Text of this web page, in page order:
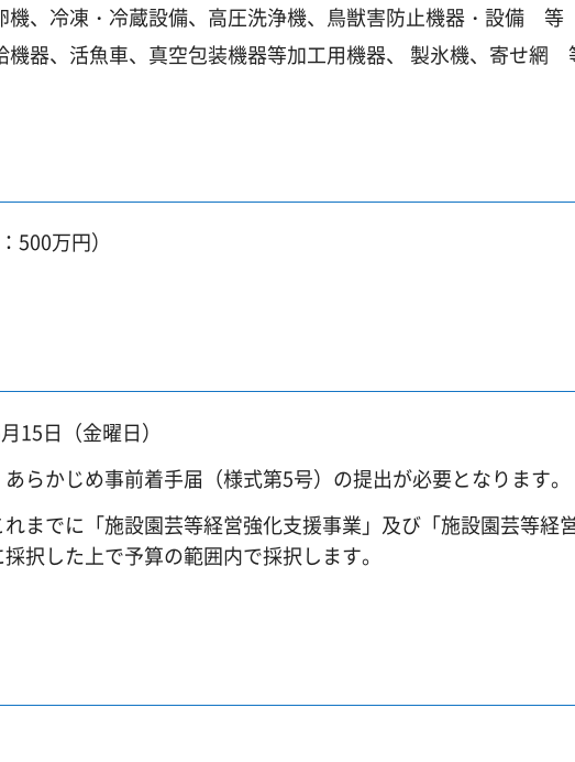
機、冷凍・冷蔵設備、高圧洗浄機、鳥獣害防止機器・設備 等
機器、活魚車、真空包装機器等加工用機器、 製氷機、寄せ網
500万円）
15日（金曜日）
らかじめ事前着手届（様式第5号）の提出が必要となります。
までに「施設園芸等経営強化支援事業」及び「施設園芸等経
択した上で予算の範囲内で採択します。